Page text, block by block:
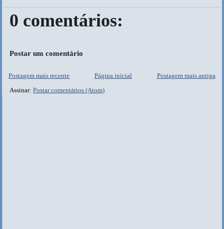
0 comentários:
Postar um comentário
Postagem mais recente Postagem mais antiga
Página inicial
Assinar:Postar comentários (Atom)